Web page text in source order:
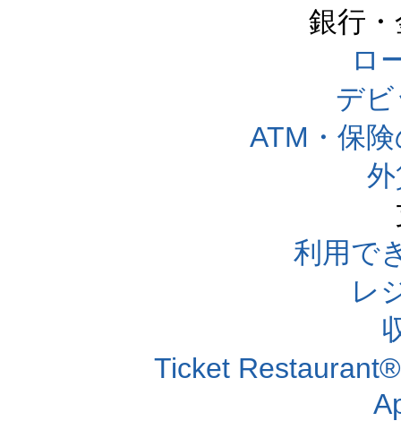
銀行
ロ
デ
ATM・保
利用で
レ
Ticket